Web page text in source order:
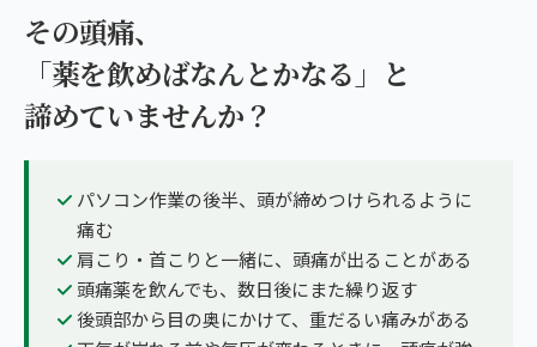
その頭痛、
「薬を飲めばなんとかなる」と
諦めていませんか？
パソコン作業の後半、頭が締めつけられるように
痛む
肩こり・首こりと一緒に、頭痛が出ることがある
頭痛薬を飲んでも、数日後にまた繰り返す
後頭部から目の奥にかけて、重だるい痛みがある